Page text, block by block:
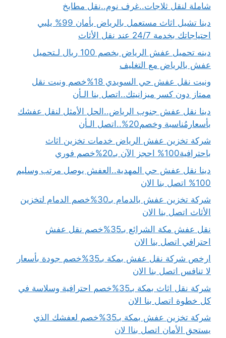
شاملة لنقل ثلاجات..غرف نوم..نقل مطابخ
دينا تشيل اثاث مستعمل بالرياض بأمان 99% يلبي
احتياجاتك بخدمة 24/7 عند نقل الأثاث
دينه تحميل عفش الرياض بخصم 100 ريال لـتحميل
عفش بالرياض مع التغليف
ونيت نقل عفش حي السويدي 18%خصم ونيت نقل
ممتاز دون كسر ميزانيتك..اتصل بنا الـأن
دينا نقل عفش جنوب الرياض..الحل الأمثل لنقل عفشك
بأسعارمُناسبة وخصم20%..اتصل الـأن
شركة تخزين عفش الرياض خدمات تخزين اثاث
باحترافية100% احجز الآن بـ20%خصم فوري
دينا نقل عفش حي المهدية..العفش يوصل مرتب وسليم
100% اتصل بنا الان
شركة تخزين عفش بالدمام بـ30%خصم الدمام لتخزين
الأثاث اتصل بنا الان
نقل عفش مكة الشرائع بـ35%خصم نقل عفش
احترافي اتصل بنا الان
ارخص شركة نقل عفش بمكة بـ35%خصم جودة بأسعار
لا تنافس اتصل بنا الان
شركة نقل اثاث بمكة بـ35%خصم احترافية وسلاسة في
كل خطوة اتصل بنا الان
شركة تخزين عفش بمكة بـ35%خصم لعفشك الذي
يستحق الأمان اتصل بناا لان